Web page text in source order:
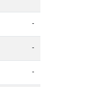
-
-
-